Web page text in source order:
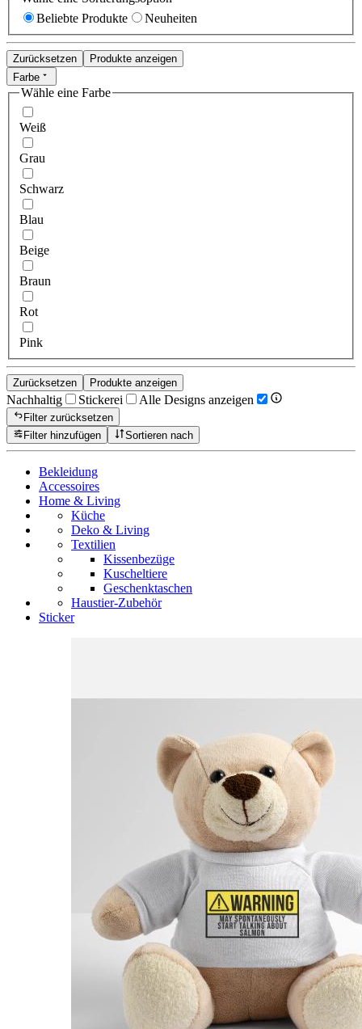
Beliebte Produkte
Neuheiten
Zurücksetzen
Produkte anzeigen
Farbe
Wähle eine Farbe
Weiß
Grau
Schwarz
Blau
Beige
Braun
Rot
Pink
Zurücksetzen Produkte anzeigen
Nachhaltig Stickerei Alle Designs anzeigen
Filter zurücksetzen
Filter hinzufügen
Sortieren nach
Bekleidung
Accessoires
Home & Living
Küche
Deko & Living
Textilien
Kissenbezüge
Kuscheltiere
Geschenktaschen
Haustier-Zubehör
Sticker